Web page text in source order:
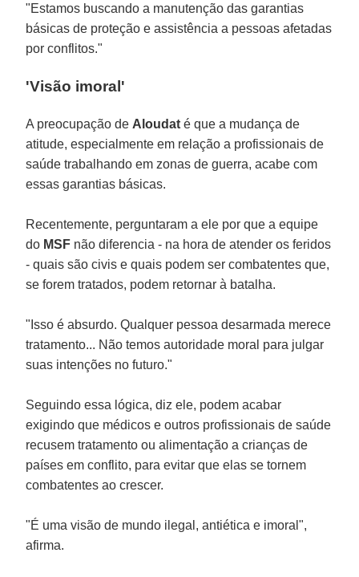
"Estamos buscando a manutenção das garantias
básicas de proteção e assistência a pessoas afetadas
por conflitos."
'Visão imoral'
A preocupação de Aloudat é que a mudança de
atitude, especialmente em relação a profissionais de
saúde trabalhando em zonas de guerra, acabe com
essas garantias básicas.
Recentemente, perguntaram a ele por que a equipe
do MSF não diferencia - na hora de atender os feridos
- quais são civis e quais podem ser combatentes que,
se forem tratados, podem retornar à batalha.
"Isso é absurdo. Qualquer pessoa desarmada merece
tratamento... Não temos autoridade moral para julgar
suas intenções no futuro."
Seguindo essa lógica, diz ele, podem acabar
exigindo que médicos e outros profissionais de saúde
recusem tratamento ou alimentação a crianças de
países em conflito, para evitar que elas se tornem
combatentes ao crescer.
"É uma visão de mundo ilegal, antiética e imoral",
afirma.